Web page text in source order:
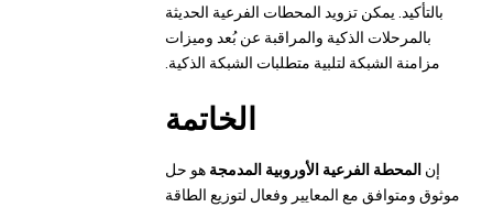
بالتأكيد. يمكن تزويد المحطات الفرعية الحديثة
بالمرحلات الذكية والمراقبة عن بُعد وميزات
مزامنة الشبكة لتلبية متطلبات الشبكة الذكية.
الخاتمة
إنالمحطة الفرعية الأوروبية المدمجةهو حل
موثوق ومتوافق مع المعايير وفعال لتوزيع الطاقة